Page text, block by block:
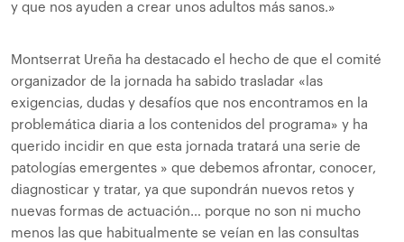
y que nos ayuden a crear unos adultos más sanos.»
Montserrat Ureña ha destacado el hecho de que el comité
organizador de la jornada ha sabido trasladar «las
exigencias, dudas y desafíos que nos encontramos en la
problemática diaria a los contenidos del programa» y ha
querido incidir en que esta jornada tratará una serie de
patologías emergentes » que debemos afrontar, conocer,
diagnosticar y tratar, ya que supondrán nuevos retos y
nuevas formas de actuación… porque no son ni mucho
menos las que habitualmente se veían en las consultas